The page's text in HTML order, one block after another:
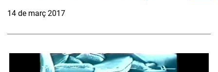
14 de març 2017